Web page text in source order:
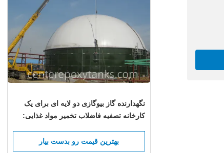
نگهدارنده گاز بیوگازی دو لایه ای برای یک
کارخانه تصفیه فاضلاب تخمیر مواد غذایی:
ارگانیک تخمیربهترین قیمت رو بدست بیار